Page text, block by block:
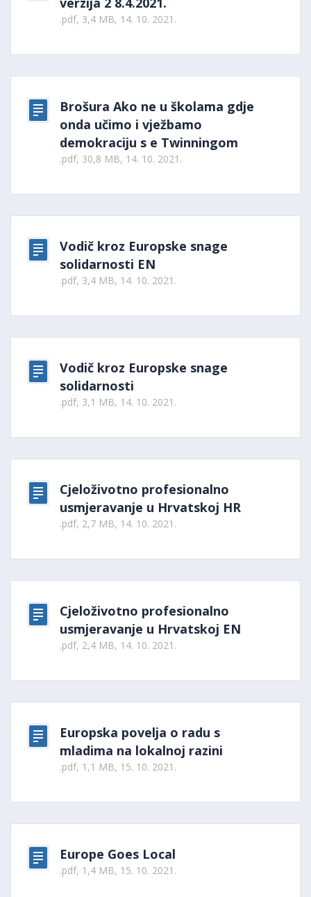
.pdf, 3,4 MB, 14. 10. 2021.
Brošura Ako ne u školama gdje
onda učimo i vježbamo
demokraciju s e Twinningom
.pdf, 30,8 MB, 14. 10. 2021.
Vodič kroz Europske snage
solidarnosti EN
.pdf, 3,4 MB, 14. 10. 2021.
Vodič kroz Europske snage
solidarnosti
.pdf, 3,1 MB, 14. 10. 2021.
Cjeloživotno profesionalno
usmjeravanje u Hrvatskoj HR
.pdf, 2,7 MB, 14. 10. 2021.
Cjeloživotno profesionalno
usmjeravanje u Hrvatskoj EN
.pdf, 2,4 MB, 14. 10. 2021.
Europska povelja o radu s
mladima na lokalnoj razini
.pdf, 1,1 MB, 15. 10. 2021.
Europe Goes Local
.pdf, 1,4 MB, 15. 10. 2021.